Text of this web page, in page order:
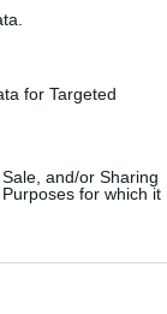
for Targeted
and/or Sharing
for which it